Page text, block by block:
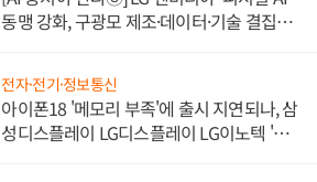
동맹 강화, 구광모 제조·데이터·기술 결집
전자·전기·정보통신
아이폰18 '메모리 부족'에 출시 지연되나, 삼
성디스플레이 LG디스플레이 LG이노텍 '탈